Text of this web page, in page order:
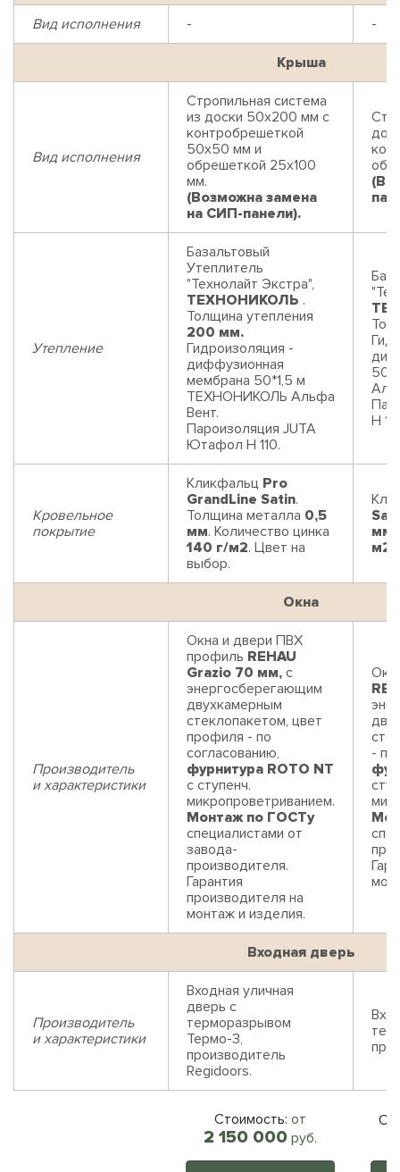
Вид исполнения - -
Крыша
Вид исполнения
Стропильная система
из доски 50х200 мм с
контробрешеткой
50х50 мм и
обрешеткой 25х100
мм.
(Возможна замена
на СИП-панели).
Утепление
Базальтовый
Утеплитель
"Технолайт Экстра",
ТЕХНОНИКОЛЬ .
Толщина утепления
200 мм.
Гидроизоляция -
диффузионная
мембрана 50*1,5 м
ТЕХНОНИКОЛЬ Альфа
Вент.
Пароизоляция JUTA
Ютафол Н 110.
Н
Кровельное
покрытие
Кликфальц Pro
GrandLine Satin.
Толщина металла 0,5
мм. Количество цинка
140 г/м2. Цвет на
выбор.
мм
м2
Окна
Производитель
и характеристики
Окна и двери ПВХ
профиль REHAU
Grazio 70 мм, с
энергосберегающим
двухкамерным
стеклопакетом, цвет
профиля - по
согласованию,
фурнитура ROTO NT
с ступенч.
микропроветриванием.
Монтаж по ГОСТу
специалистами от
завода-
производителя.
Гарантия
производителя на
монтаж и изделия.
- по
Входная дверь
Производитель
и характеристики
Входная уличная
дверь с
терморазрывом
Термо-3,
производитель
Regidoors.
Стоимость: от
2 150 000 руб.